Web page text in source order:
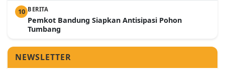
10 BERITA
Pemkot Bandung Siapkan Antisipasi Pohon
Tumbang
NEWSLETTER